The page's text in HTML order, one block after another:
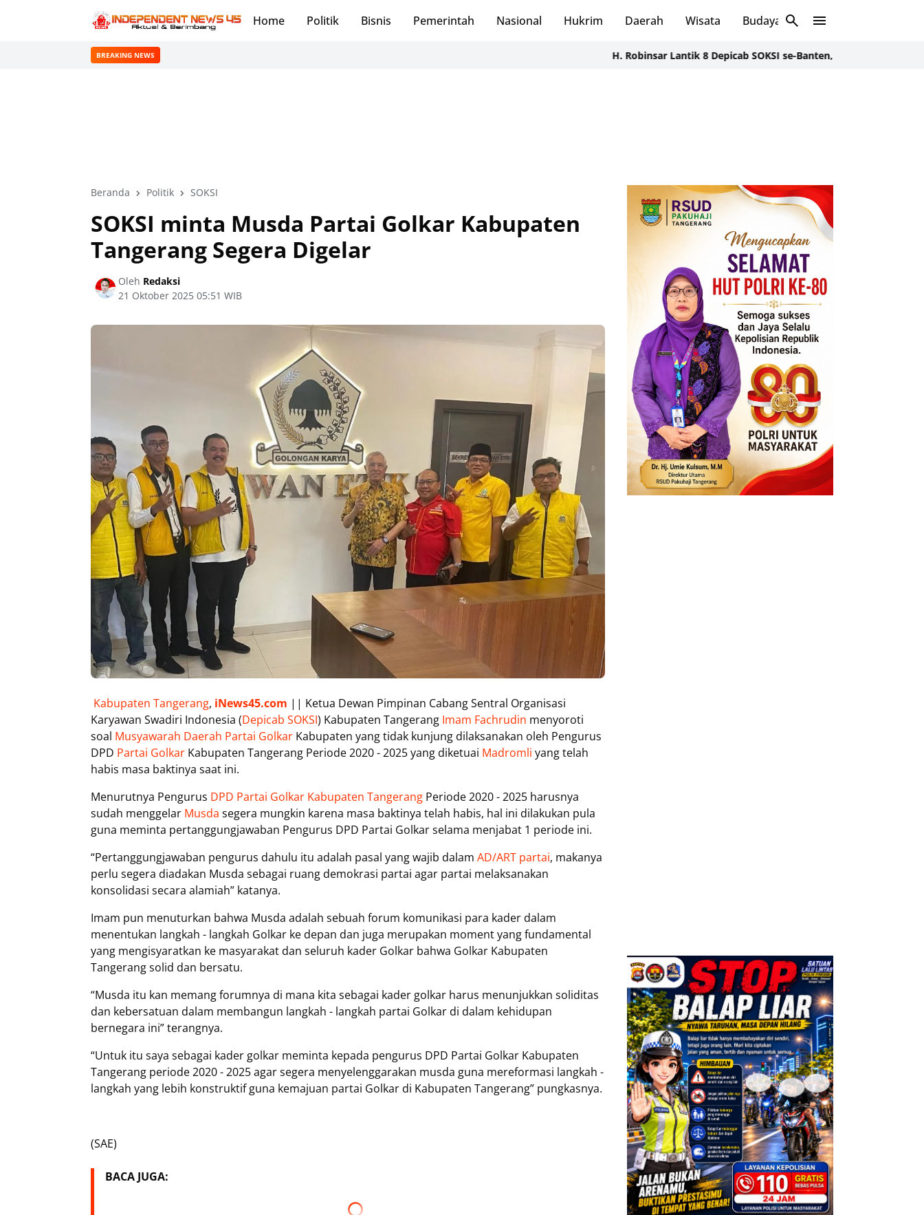
Home Politik Bisnis Pemerintah Nasional Hukrim Daerah Wisata Budaya Sosial
BREAKING NEWS H. Robinsar Lantik 8 Depicab SOKSI se-Banten, Tegaskan Konsolidasi
Beranda Politik SOKSI
SOKSI minta Musda Partai Golkar Kabupaten
Tangerang Segera Digelar
Oleh Redaksi
21 Oktober 2025 05:51 WIB
Kabupaten Tangerang, iNews45.com || Ketua Dewan Pimpinan Cabang Sentral Organisasi
Karyawan Swadiri Indonesia (Depicab SOKSI) Kabupaten Tangerang Imam Fachrudin menyoroti
soal Musyawarah Daerah Partai Golkar Kabupaten yang tidak kunjung dilaksanakan oleh Pengurus
DPD Partai Golkar Kabupaten Tangerang Periode 2020 - 2025 yang diketuai Madromli yang telah
habis masa baktinya saat ini.
Menurutnya Pengurus DPD Partai Golkar Kabupaten Tangerang Periode 2020 - 2025 harusnya
sudah menggelar Musda segera mungkin karena masa baktinya telah habis, hal ini dilakukan pula
guna meminta pertanggungjawaban Pengurus DPD Partai Golkar selama menjabat 1 periode ini.
“Pertanggungjawaban pengurus dahulu itu adalah pasal yang wajib dalam AD/ART partai, makanya
perlu segera diadakan Musda sebagai ruang demokrasi partai agar partai melaksanakan
konsolidasi secara alamiah” katanya.
Imam pun menuturkan bahwa Musda adalah sebuah forum komunikasi para kader dalam
menentukan langkah - langkah Golkar ke depan dan juga merupakan moment yang fundamental
yang mengisyaratkan ke masyarakat dan seluruh kader Golkar bahwa Golkar Kabupaten
Tangerang solid dan bersatu.
“Musda itu kan memang forumnya di mana kita sebagai kader golkar harus menunjukkan soliditas
dan kebersatuan dalam membangun langkah - langkah partai Golkar di dalam kehidupan
bernegara ini” terangnya.
“Untuk itu saya sebagai kader golkar meminta kepada pengurus DPD Partai Golkar Kabupaten
Tangerang periode 2020 - 2025 agar segera menyelenggarakan musda guna mereformasi langkah -
langkah yang lebih konstruktif guna kemajuan partai Golkar di Kabupaten Tangerang” pungkasnya.
(SAE)
BACA JUGA: